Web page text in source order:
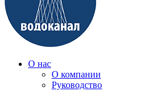
О нас
О компании
Руководство